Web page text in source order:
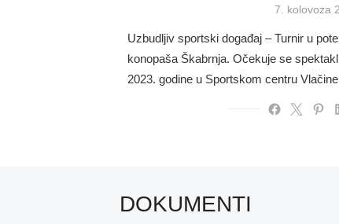
Posted
7. kolovoza
Uzbudljiv sportski događaj – Turnir u
konopaša Škabrnja. Očekuje se
2023. godine u Sportskom centru
DOKUMENTI